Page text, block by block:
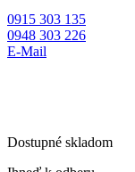
0915 303 135
0948 303 226
E-Mail
Dostupné skladom